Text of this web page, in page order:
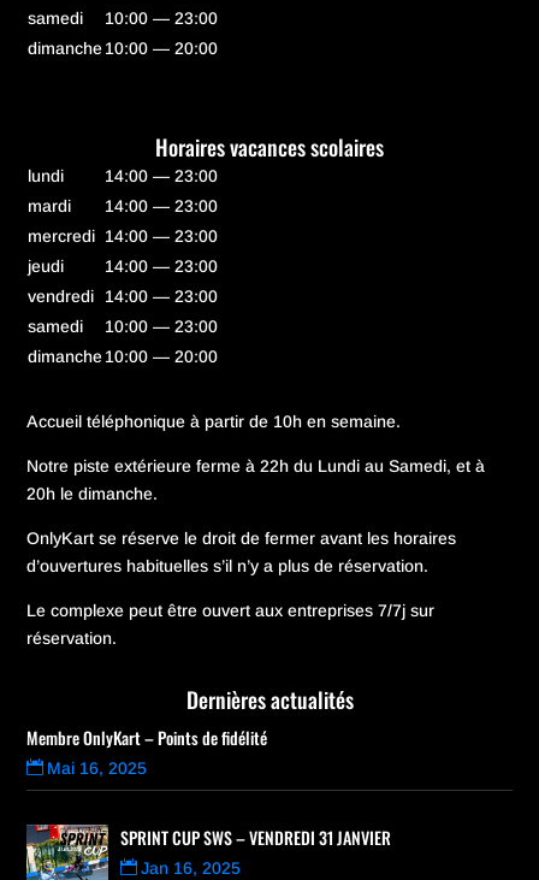
samedi
10:00 — 23:00
dimanche10:00 — 20:00
Horaires vacances scolaires
lundi
14:00 — 23:00
mardi
14:00 — 23:00
mercredi 14:00 — 23:00
jeudi
14:00 — 23:00
vendredi
14:00 — 23:00
samedi
10:00 — 23:00
dimanche10:00 — 20:00
Accueil téléphonique à partir de 10h en semaine.
Notre piste extérieure ferme à 22h du Lundi au Samedi, et à
20h le dimanche.
OnlyKart se réserve le droit de fermer avant les horaires
d’ouvertures habituelles s’il n’y a plus de réservation.
Le complexe peut être ouvert aux entreprises 7/7j sur
réservation.
Dernières actualités
Membre OnlyKart – Points de fidélité
Mai 16, 2025
SPRINT CUP SWS – VENDREDI 31 JANVIER
Jan 16, 2025